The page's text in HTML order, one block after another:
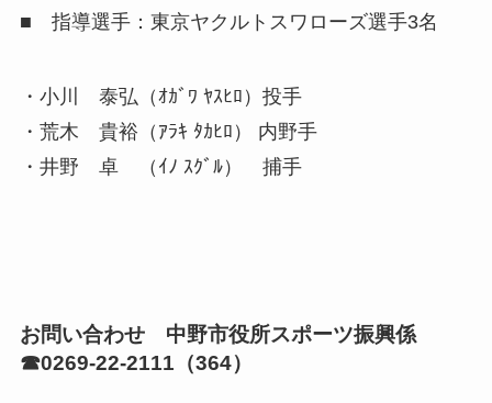
■ 指導選手：東京ヤクルトスワローズ選手3名
・小川 泰弘（ｵｶﾞﾜ ﾔｽﾋﾛ）投手
・荒木 貴裕（ｱﾗｷ ﾀｶﾋﾛ） 内野手
・井野 卓 （ｲﾉ ｽｸﾞﾙ） 捕手
お問い合わせ 中野市役所スポーツ振興係
☎0269-22-2111（364）